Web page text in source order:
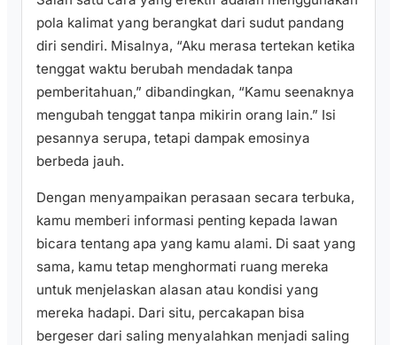
pola kalimat yang berangkat dari sudut pandang
diri sendiri. Misalnya, “Aku merasa tertekan ketika
tenggat waktu berubah mendadak tanpa
pemberitahuan,” dibandingkan, “Kamu seenaknya
mengubah tenggat tanpa mikirin orang lain.” Isi
pesannya serupa, tetapi dampak emosinya
berbeda jauh.
Dengan menyampaikan perasaan secara terbuka,
kamu memberi informasi penting kepada lawan
bicara tentang apa yang kamu alami. Di saat yang
sama, kamu tetap menghormati ruang mereka
untuk menjelaskan alasan atau kondisi yang
mereka hadapi. Dari situ, percakapan bisa
bergeser dari saling menyalahkan menjadi saling